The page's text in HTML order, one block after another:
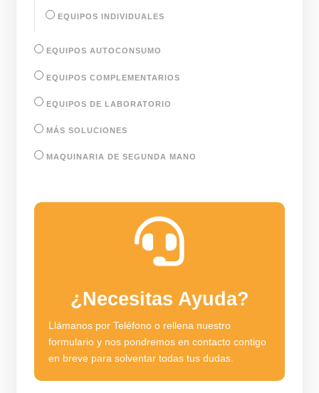
EQUIPOS INDIVIDUALES
EQUIPOS AUTOCONSUMO
EQUIPOS COMPLEMENTARIOS
EQUIPOS DE LABORATORIO
MÁS SOLUCIONES
MAQUINARIA DE SEGUNDA MANO

¿Necesitas Ayuda?
Llámanos por Teléfono o rellena nuestro
formulario y nos pondremos en contacto contigo
en breve para solventar todas tus dudas.